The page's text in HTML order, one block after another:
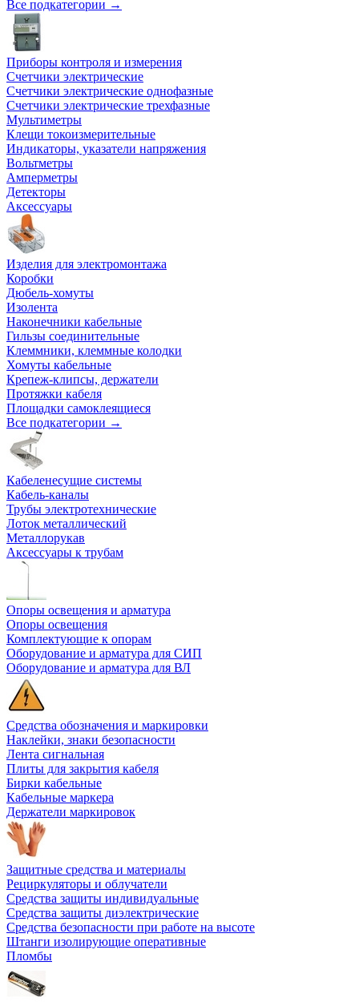
Все подкатегории →
Приборы контроля и измерения
Счетчики электрические
Счетчики электрические однофазные
Счетчики электрические трехфазные
Мультиметры
Клещи токоизмерительные
Индикаторы, указатели напряжения
Вольтметры
Амперметры
Детекторы
Аксессуары
Изделия для электромонтажа
Коробки
Дюбель-хомуты
Изолента
Наконечники кабельные
Гильзы соединительные
Клеммники, клеммные колодки
Хомуты кабельные
Крепеж-клипсы, держатели
Протяжки кабеля
Площадки самоклеящиеся
Все подкатегории →
Кабеленесущие системы
Кабель-каналы
Трубы электротехнические
Лоток металлический
Металлорукав
Аксессуары к трубам
Опоры освещения и арматура
Опоры освещения
Комплектующие к опорам
Оборудование и арматура для СИП
Оборудование и арматура для ВЛ
Средства обозначения и маркировки
Наклейки, знаки безопасности
Лента сигнальная
Плиты для закрытия кабеля
Бирки кабельные
Кабельные маркера
Держатели маркировок
Защитные средства и материалы
Рециркуляторы и облучатели
Средства защиты индивидуальные
Средства защиты диэлектрические
Средства безопасности при работе на высоте
Штанги изолирующие оперативные
Пломбы